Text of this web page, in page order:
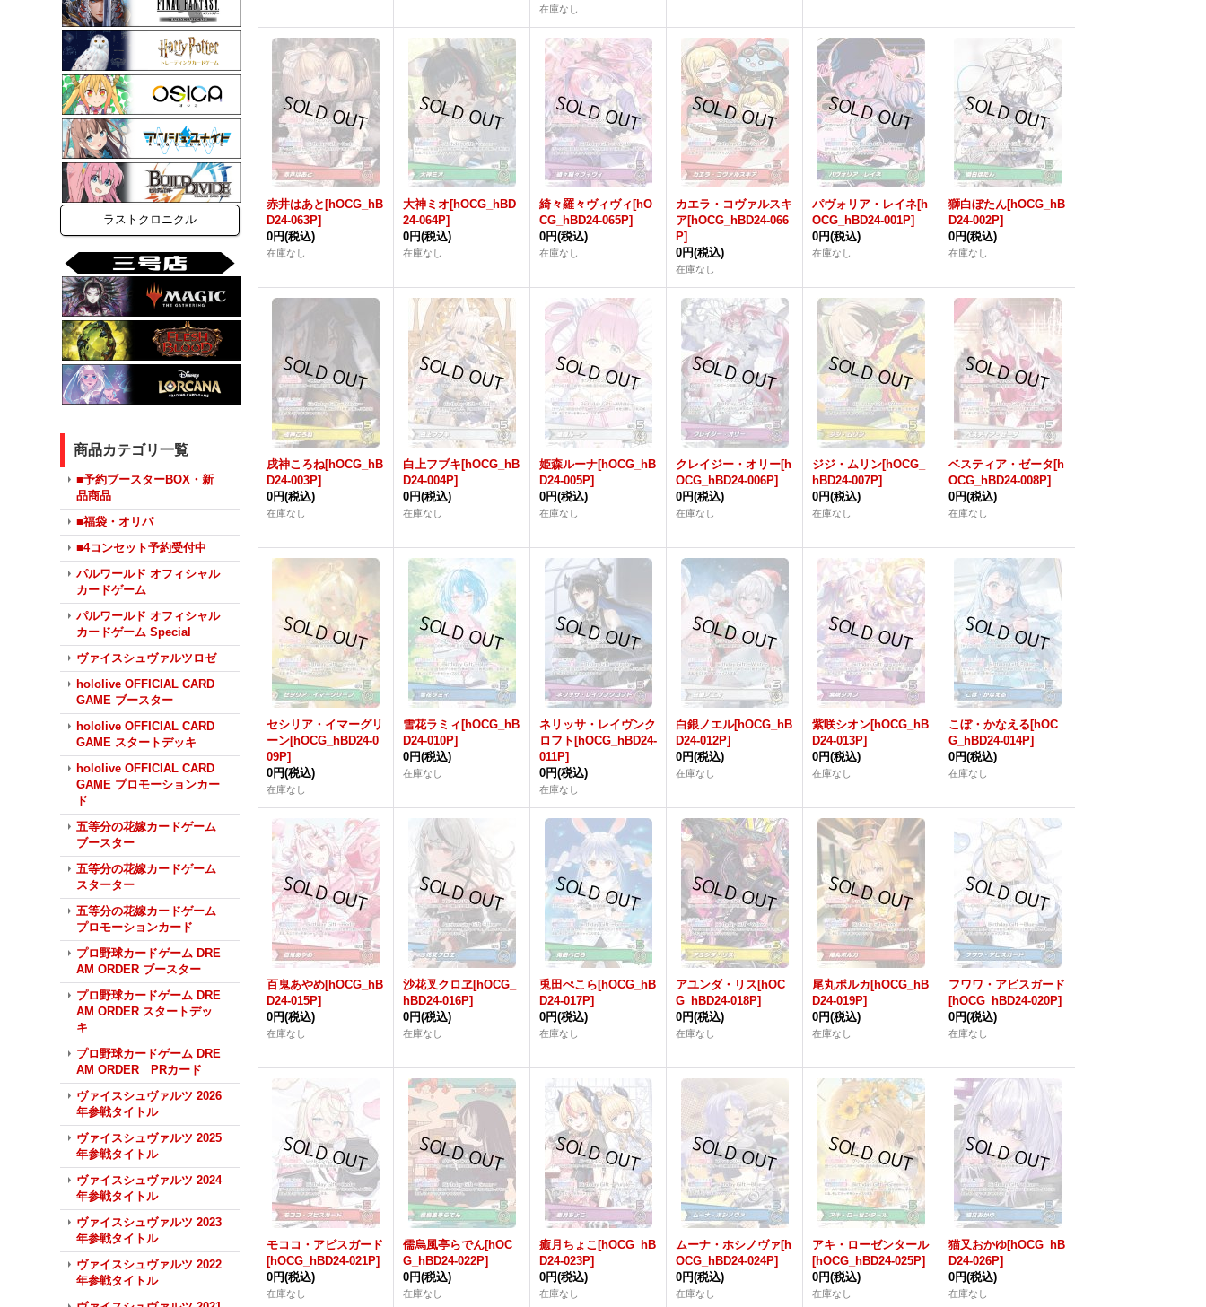
ラストクロニクル
商品カテゴリ一覧
■予約ブースターBOX・新
品商品
■福袋・オリパ
■4コンセット予約受付中
パルワールド オフィシャル
カードゲーム
パルワールド オフィシャル
カードゲーム Special
ヴァイスシュヴァルツロゼ
hololive OFFICIAL CARD
GAME ブースター
hololive OFFICIAL CARD
GAME スタートデッキ
hololive OFFICIAL CARD
GAME プロモーションカー
ド
五等分の花嫁カードゲーム
ブースター
五等分の花嫁カードゲーム
スターター
五等分の花嫁カードゲーム
プロモーションカード
プロ野球カードゲーム DRE
AM ORDER ブースター
プロ野球カードゲーム DRE
AM ORDER スタートデッ
キ
プロ野球カードゲーム DRE
AM ORDER PRカード
ヴァイスシュヴァルツ 2026
年参戦タイトル
ヴァイスシュヴァルツ 2025
年参戦タイトル
ヴァイスシュヴァルツ 2024
年参戦タイトル
ヴァイスシュヴァルツ 2023
年参戦タイトル
ヴァイスシュヴァルツ 2022
年参戦タイトル
在庫なし
赤井はあと[hOCG_hB
D24-063P]
0円(税込)
在庫なし
大神ミオ[hOCG_hBD
24-064P]
0円(税込)
在庫なし
綺々羅々ヴィヴィ[hO
CG_hBD24-065P]
0円(税込)
在庫なし
カエラ・コヴァルスキ
ア[hOCG_hBD24-066
P]
0円(税込)
在庫なし
パヴォリア・レイネ[h
OCG_hBD24-001P]
0円(税込)
在庫なし
獅白ぼたん[hOCG_hB
D24-002P]
0円(税込)
在庫なし
戌神ころね[hOCG_hB
D24-003P]
0円(税込)
在庫なし
白上フブキ[hOCG_hB
D24-004P]
0円(税込)
在庫なし
姫森ルーナ[hOCG_hB
D24-005P]
0円(税込)
在庫なし
クレイジー・オリー[h
OCG_hBD24-006P]
0円(税込)
在庫なし
ジジ・ムリン[hOCG_
hBD24-007P]
0円(税込)
在庫なし
ベスティア・ゼータ[h
OCG_hBD24-008P]
0円(税込)
在庫なし
セシリア・イマーグリ
ーン[hOCG_hBD24-0
09P]
0円(税込)
在庫なし
雪花ラミィ[hOCG_hB
D24-010P]
0円(税込)
在庫なし
ネリッサ・レイヴンク
ロフト[hOCG_hBD24-
011P]
0円(税込)
在庫なし
白銀ノエル[hOCG_hB
D24-012P]
0円(税込)
在庫なし
紫咲シオン[hOCG_hB
D24-013P]
0円(税込)
在庫なし
こぼ・かなえる[hOC
G_hBD24-014P]
0円(税込)
在庫なし
百鬼あやめ[hOCG_hB
D24-015P]
0円(税込)
在庫なし
沙花叉クロヱ[hOCG_
hBD24-016P]
0円(税込)
在庫なし
兎田ぺこら[hOCG_hB
D24-017P]
0円(税込)
在庫なし
アユンダ・リス[hOC
G_hBD24-018P]
0円(税込)
在庫なし
尾丸ポルカ[hOCG_hB
D24-019P]
0円(税込)
在庫なし
フワワ・アビスガード
[hOCG_hBD24-020P]
0円(税込)
在庫なし
モココ・アビスガード
[hOCG_hBD24-021P]
0円(税込)
在庫なし
儒烏風亭らでん[hOC
G_hBD24-022P]
0円(税込)
在庫なし
癒月ちょこ[hOCG_hB
D24-023P]
0円(税込)
在庫なし
ムーナ・ホシノヴァ[h
OCG_hBD24-024P]
0円(税込)
在庫なし
アキ・ローゼンタール
[hOCG_hBD24-025P]
0円(税込)
在庫なし
猫又おかゆ[hOCG_hB
D24-026P]
0円(税込)
在庫なし